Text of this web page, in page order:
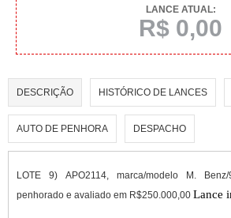
LANCE ATUAL:
R$ 0,00
DESCRIÇÃO HISTÓRICO DE LANCES
AUTO DE PENHORA DESPACHO
LOTE 9) APO2114, marca/modelo M.
penhorado e avaliado em R$250.000,00 Lance